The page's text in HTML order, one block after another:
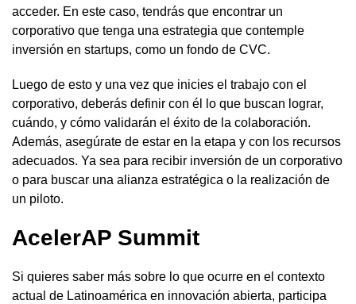
acceder. En este caso, tendrás que encontrar un
corporativo que tenga una estrategia que contemple
inversión en startups, como un fondo de CVC.
Luego de esto y una vez que inicies el trabajo con el
corporativo, deberás definir con él lo que buscan lograr,
cuándo, y cómo validarán el éxito de la colaboración.
Además, asegúrate de estar en la etapa y con los recursos
adecuados. Ya sea para recibir inversión de un corporativo
o para buscar una alianza estratégica o la realización de
un piloto.
AcelerAP Summit
Si quieres saber más sobre lo que ocurre en el contexto
actual de Latinoamérica en innovación abierta, participa